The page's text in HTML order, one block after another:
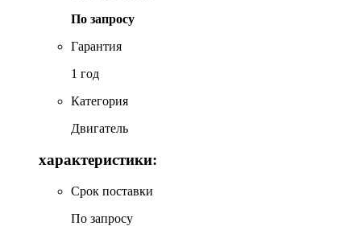
По запросу
Гарантия
1 год
Категория
Двигатель
характеристики:
Срок поставки
По запросу